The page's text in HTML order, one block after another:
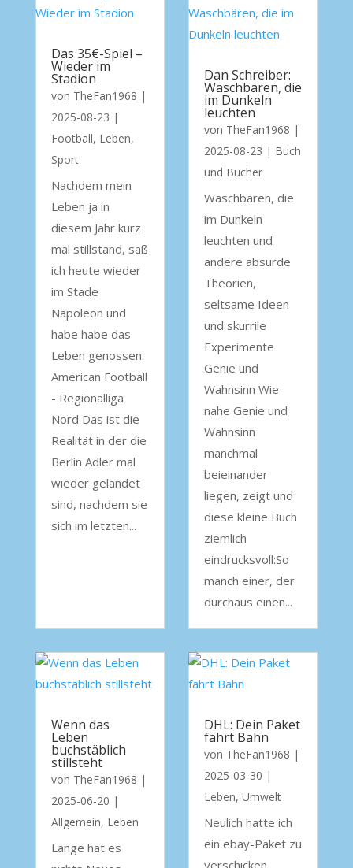
Das 35€-Spiel –
Wieder im
Stadion
von TheFan1968 |
2025-08-23 |
Football, Leben,
Sport
Nachdem mein
Leben ja in
diesem Jahr kurz
mal stillstand, saß
ich heute wieder
im Stade
Napoleon und
habe habe das
Leben genossen.
American Football
- Regionalliga
Nord Das ist die
Realität in der die
Berlin Adler mal
wieder gelandet
sind, nachdem sie
sich im letzten...
Dan Schreiber:
Waschbären, die
im Dunkeln
leuchten
von TheFan1968 |
2025-08-23 | Buch
und Bücher
Waschbären, die
im Dunkeln
leuchten und
andere absurde
Theorien,
seltsame Ideen
und skurrile
Experimente
Genie und
Wahnsinn Wie
nahe Genie und
Wahnsinn
manchmal
beieinander
liegen, zeigt und
diese kleine Buch
ziemlich
eindrucksvoll:So
manch einer, der
durchaus einen...
Wenn das
Leben
buchstäblich
stillsteht
von TheFan1968 |
2025-06-20 |
Allgemein, Leben
Lange hat es
DHL: Dein Paket
fährt Bahn
von TheFan1968 |
2025-03-30 |
Leben, Umwelt
Neulich hatte ich
ein ebay-Paket zu
verschicken.